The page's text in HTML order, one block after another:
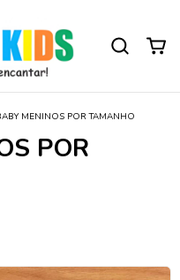
MENINOS POR TAMANHO
POR